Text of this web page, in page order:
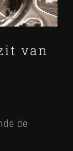
van
de